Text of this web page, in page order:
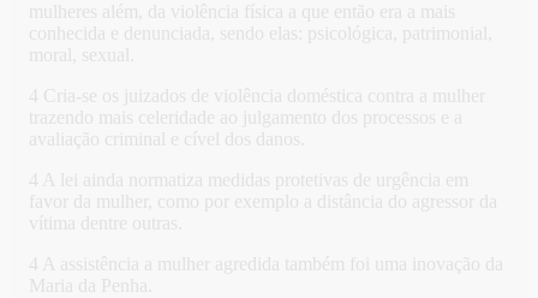
mulheres além, da violência física a que então era a mais
conhecida e denunciada, sendo elas: psicológica, patrimonial,
moral, sexual.
4 Cria-se os juizados de violência doméstica contra a mulher
trazendo mais celeridade ao julgamento dos processos e a
avaliação criminal e cível dos danos.
4 A lei ainda normatiza medidas protetivas de urgência em
favor da mulher, como por exemplo a distância do agressor da
vítima dentre outras.
4 A assistência a mulher agredida também foi uma inovação da
Maria da Penha.